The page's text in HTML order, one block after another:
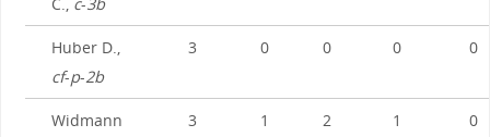
Huber D.,
cf-p-2b
3 0 0 0 0
Widmann
3 1 2 1 0